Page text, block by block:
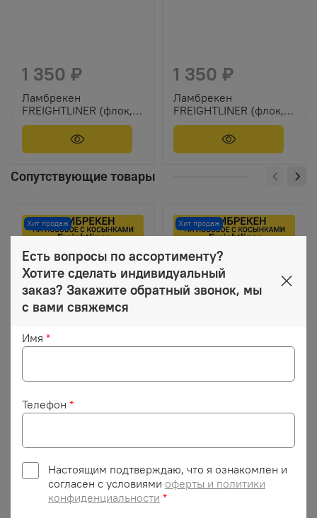
1 350 ₽
Ламбрекен
FREIGHTLINER (флок,
бордовый, белые
шарики) 230см
1 350 ₽
Ламбрекен
FREIGHTLINER (флок,
зеленый, белые
шарики) 230см
Сопутствующие товары
Хит продаж
Ламбрекен с
на лобовое
Freightliner. Синий
кисточками. Ткань
Хит продаж
Ламбрекен с
кисточками. Ткань
Описание
Есть вопросы по ассортименту?
Хотите сделать индивидуальный
заказ? Закажите обратный звонок, мы
с вами свяжемся
Имя *
Телефон *
Настоящим подтверждаю, что я ознакомлен и
согласен с условиями оферты и политики
конфиденциальности *